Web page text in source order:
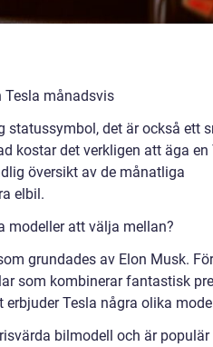
Tesla månadsvis
statussymbol, det är också ett
kostar det verkligen att äga en
översikt av de månatliga
elbil.
modeller att välja mellan?
grundades av Elon Musk.
som kombinerar fantastisk
Tesla några olika
bilmodell och är